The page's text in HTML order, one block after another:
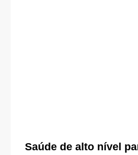
Saúde de alto nível